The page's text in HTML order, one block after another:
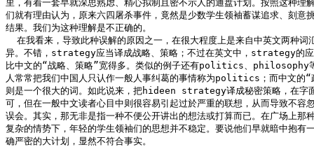
里，有着一套早就深思熟虑、精心拟制且密不示人的通盘计划。按照这种理
们就有理由认为，原来六四屠杀事件，竟然是少数学生领袖蓄谋追求、刻意
结果。我们为这种理解是不正确的。
在我看来，导致此种误解的原因之一，在很大程度上是来自中英文两种词
异。不错，strategy应当译成战略、策略；不过在英文中，strategy的应
比中文的“战略、策略”宽得多。类似的例子还有politics、philosophy
人常常把我们中国人只认作一般人事纠葛的事情称为politics；而中文的“
则是一个很大的词。如此说来，把hideen strategy译成秘密策略，在字
可，但在一般中文读者心目中则很容易引起过於严重的联想，从而导致不容
误会。其实，那无非是指一种不便公开讲出的想法或打算而已。在广场上那
复杂的情势下，年轻的学生领袖们的思想并不稳定。要说他们早就暗中抱有
确严密的大计划，显然不符合事实。